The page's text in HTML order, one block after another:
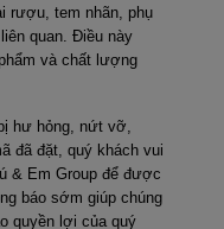
rượu, tem nhãn, phụ
quan. Điều này
và chất lượng
hư hỏng, nứt vỡ,
đã đặt, quý khách vui
& Em Group để được
báo sớm giúp chúng
quyền lợi của quý